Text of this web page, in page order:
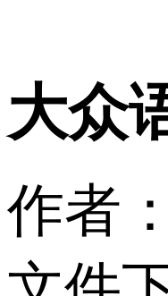
大众
作者